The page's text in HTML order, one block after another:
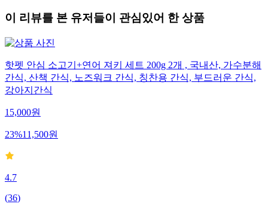
이 리뷰를 본 유저들이 관심있어 한 상품
핫펫 안심 소고기+연어 져키 세트 200g 2개 , 국내산, 가수분해
간식, 산책 간식, 노즈워크 간식, 칭찬용 간식, 부드러운 간식,
강아지간식
15,000원
23%11,500원
4.7
(36)